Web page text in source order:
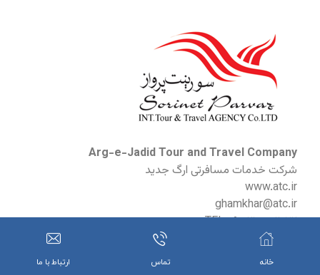
Arg-e-Jadid Tour and Travel Company
شرکت خدمات مسافرتی ارگ جدید
www.atc.ir
ghamkhar@atc.ir
TEL:+۹۸ ۲۱۸۸۸۱۱۰۷۲
FAX:+۹۸ ۲۱۸۸۸۲۶۱۱۲
خانه تماس ارتباط با ما